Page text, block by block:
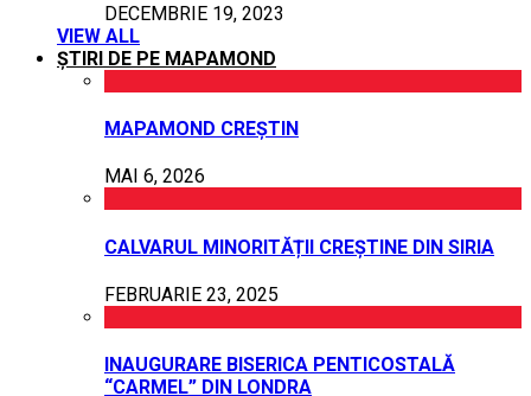
DECEMBRIE 19, 2023
VIEW ALL
ȘTIRI DE PE MAPAMOND
MAPAMOND CREȘTIN
MAI 6, 2026
CALVARUL MINORITĂȚII CREȘTINE DIN SIRIA
FEBRUARIE 23, 2025
INAUGURARE BISERICA PENTICOSTALĂ
“CARMEL” DIN LONDRA